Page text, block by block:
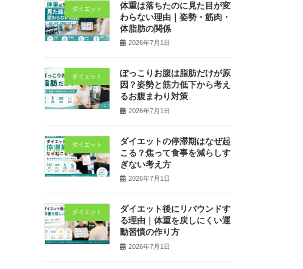
ダイエット
体重は落ちたのに見た目が変
わらない理由｜姿勢・筋肉・
体脂肪の関係
2026年7月1日
ダイエット
ぽっこりお腹は脂肪だけが原
因？姿勢と筋力低下から考え
るお腹まわり対策
2026年7月1日
ダイエット
ダイエットの停滞期はなぜ起
こる？焦って食事を減らしす
ぎない考え方
2026年7月1日
ダイエット
ダイエット後にリバウンドす
る理由｜体重を戻しにくい運
動習慣の作り方
2026年7月1日